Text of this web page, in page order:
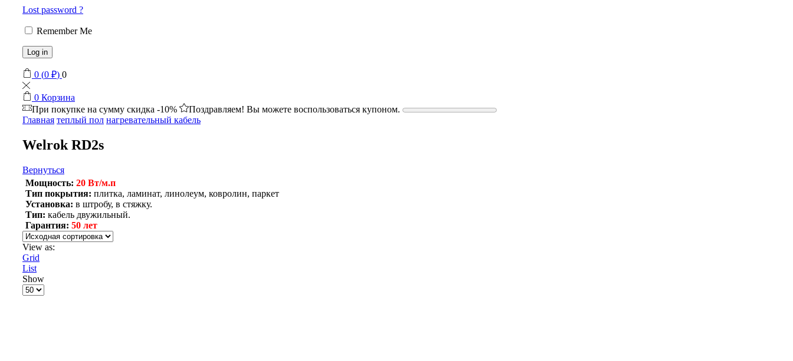
Lost password ?
Remember Me
Log in
0 (0 ₽) 0
0 Корзина
При покупке на сумму скидка -10%
Поздравляем! Вы можете воспользоваться купоном.
Главная теплый пол нагревательный кабель
Welrok RD2s
Вернуться
Мощность: 20 Вт/м.п
Тип покрытия: плитка, ламинат, линолеум, ковролин, паркет
Установка: в штробу, в стяжку.
Тип: кабель двужильный.
Гарантия: 50 лет
View as:
Grid
List
Show